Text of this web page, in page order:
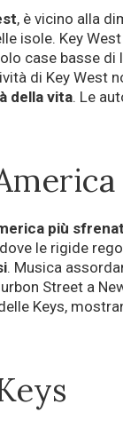
, è vicino alla
isole. Key
case basse di
di Key West
della vita. Le
più
le rigide
. Musica
Street a
Keys,